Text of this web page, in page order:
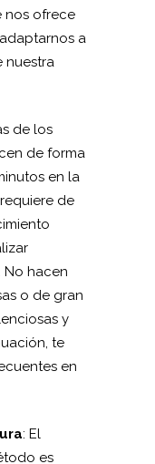
nos ofrece
a
nuestra
de los
de forma
en la
de
No hacen
o de gran
y
te
en
: El
es